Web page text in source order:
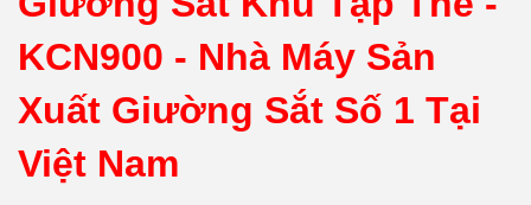
KCN900 - Nhà Máy Sản
Xuất Giường Sắt Số 1 Tại
Việt Nam